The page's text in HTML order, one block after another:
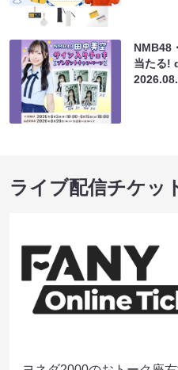
NMB48
当たる!
ライブ配信チケッ